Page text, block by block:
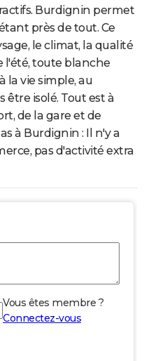
Burdignin permet
près de tout. Ce
le climat, la qualité
l'été, toute blanche
la vie simple, au
isolé. Tout est à
de la gare et de
à Burdignin : Il n'y a
pas d'activité extra
Vous êtes membre ?
Connectez-vous